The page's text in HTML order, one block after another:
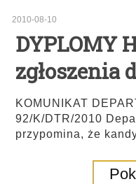
2010-08-10
DYPLOMY
zgłoszenia
KOMUNIKAT
92/K/DTR/2010
przypomina, że